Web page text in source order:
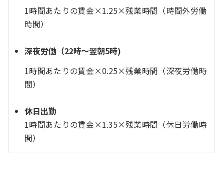
1時間あたりの賃金×1.25×残業時間（時間外労働
時間）
深夜労働（22時～翌朝5時)
1時間あたりの賃金×0.25×残業時間（深夜労働時
間）
休日出勤
1時間あたりの賃金×1.35×残業時間（休日労働時
間）